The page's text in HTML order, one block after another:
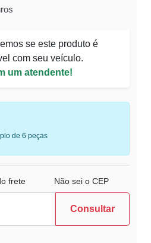
se este produto é
com seu veículo.
um atendente!
de 6 peças
frete Não sei o CEP
Consultar